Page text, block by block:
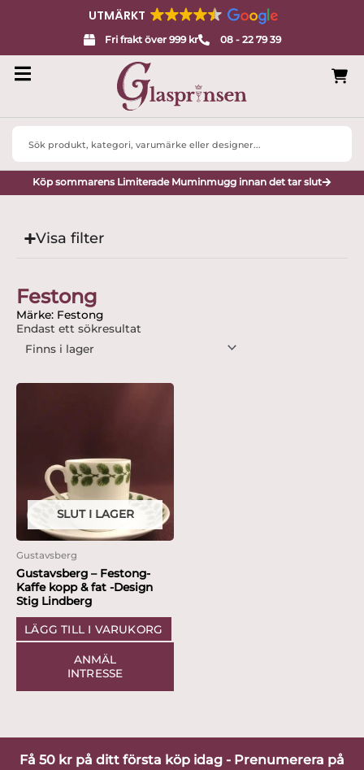
UTMÄRKT
Fri frakt över 999 kr 08 - 22 79 39
Search
Köp sommarens Limiterade Muminmugg innan det tar slut
Visa filter
Festong
Märke: Festong
Endast ett sökresultat
SLUT I LAGER
Gustavsberg
Gustavsberg – Festong-
Kaffe kopp & fat -Design
Stig Lindberg
LÄGG TILL I VARUKORG
ANMÄL
INTRESSE
Få 50 kr på ditt första köp idag - Prenumerera på